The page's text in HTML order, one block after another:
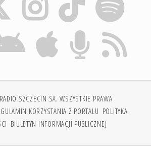
SZCZECIN SA. WSZYSTKIE PRAWA
KORZYSTANIA Z PORTALU POLITYKA
BIULETYN INFORMACJI PUBLICZNEJ